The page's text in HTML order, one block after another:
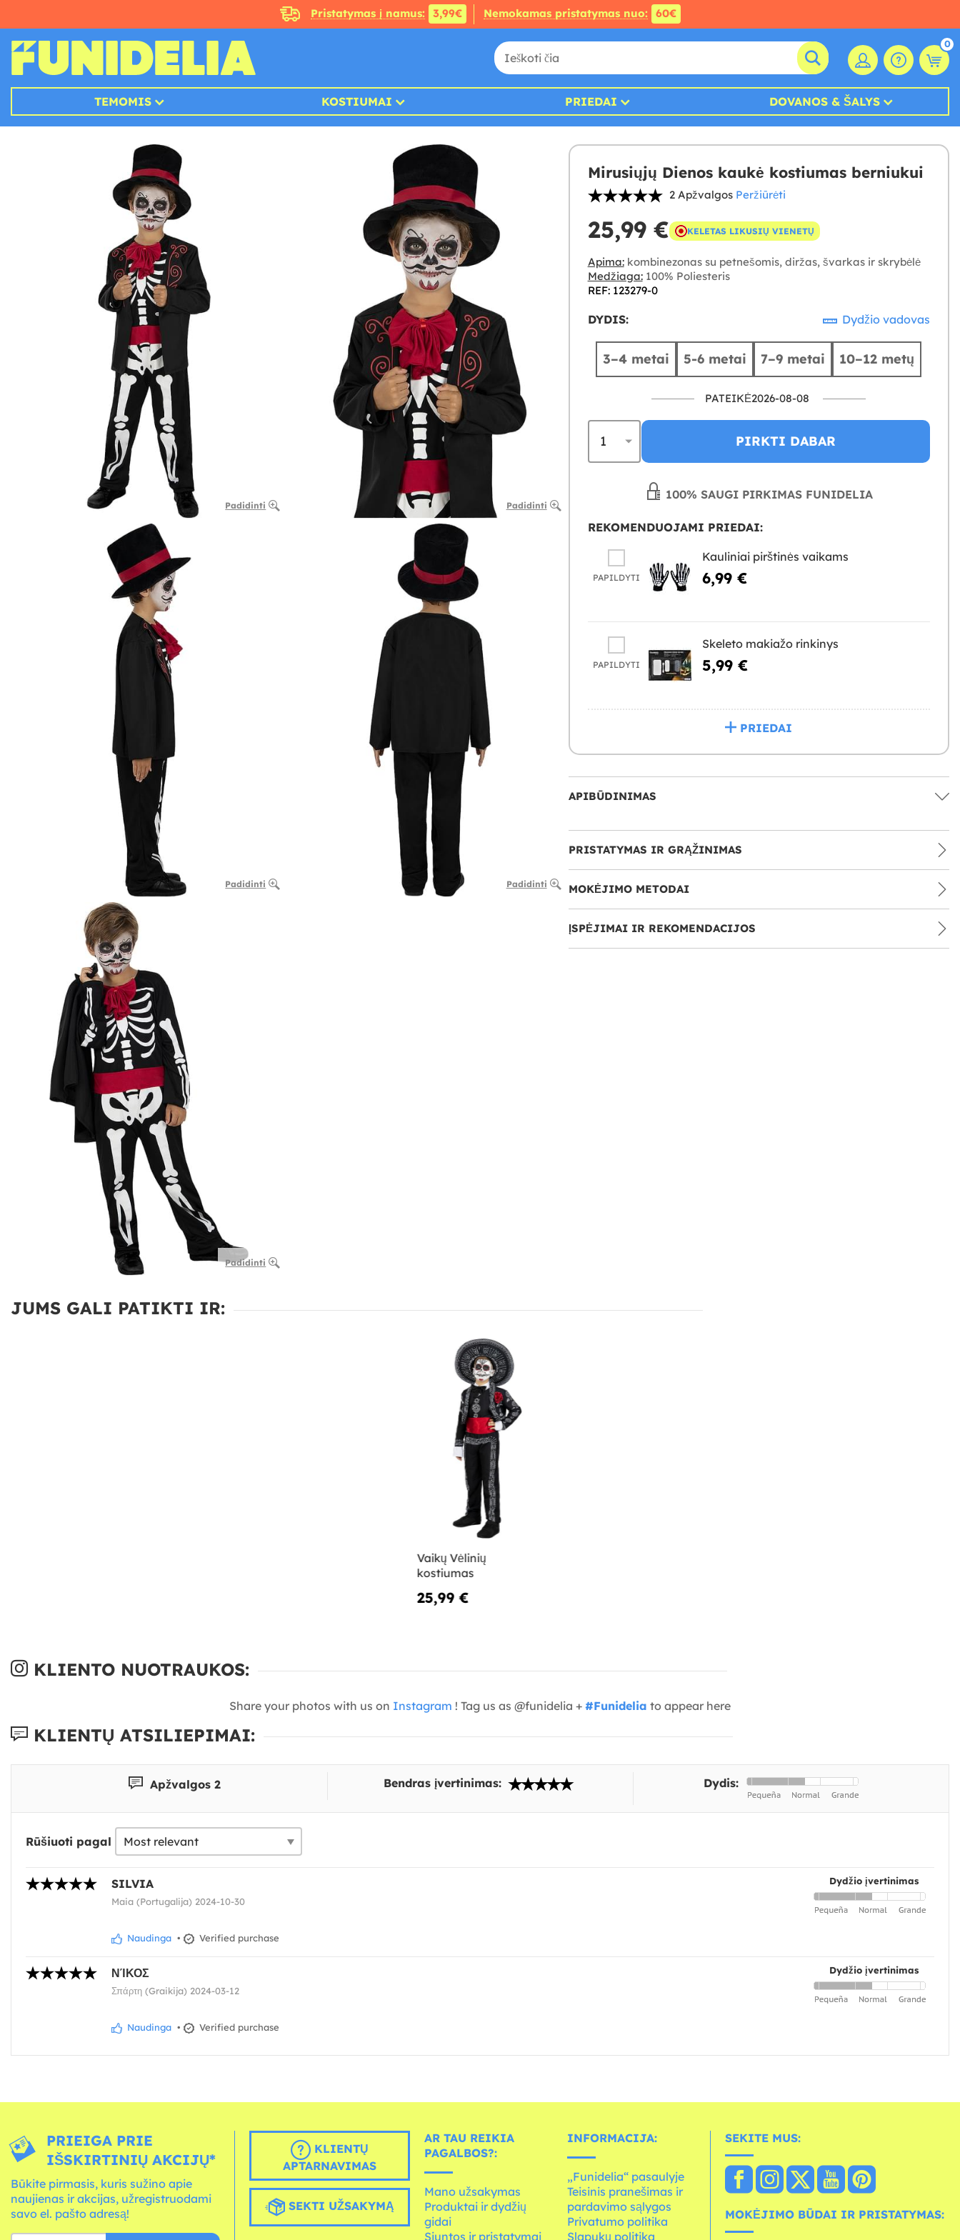
Pristatymas į namus: 3,99€ Nemokamas pristatymas nuo: 60€
0
TEMOMIS KOSTIUMAI PRIEDAI DOVANOS & ŠALYS
Padidinti Padidinti
Padidinti Padidinti
Padidinti
Mirusiųjų Dienos kaukė kostiumas berniukui
2 Apžvalgos Peržiūrėti
25,99 € KELETAS LIKUSIŲ VIENETŲ
Apima:kombinezonas su petnešomis, diržas, švarkas ir skrybėlė
Medžiaga:100% Poliesteris
REF: 123279-0
DYDIS: Dydžio vadovas
3–4 metai 5-6 metai 7–9 metai 10–12 metų
PATEIKĖ2026-08-08
PIRKTI DABAR
100% SAUGI PIRKIMAS FUNIDELIA
REKOMENDUOJAMI PRIEDAI:
PAPILDYTI
Kauliniai pirštinės vaikams
6,99 €
PAPILDYTI
Skeleto makiažo rinkinys
5,99 €
PRIEDAI
APIBŪDINIMAS
PRISTATYMAS IR GRĄŽINIMAS
MOKĖJIMO METODAI
ĮSPĖJIMAI IR REKOMENDACIJOS
JUMS GALI PATIKTI IR:
Vaikų Vėlinių
kostiumas
25,99 €
KLIENTO NUOTRAUKOS:
Share your photos with us on Instagram ! Tag us as @funidelia + #Funidelia to appear here
KLIENTŲ ATSILIEPIMAI:
Apžvalgos 2 Bendras įvertinimas: Dydis:
Rūšiuoti pagal
Dydžio įvertinimas
SILVIA
Maia (Portugalija) 2024-10-30
Naudinga • Verified purchase
Dydžio įvertinimas
ΝΊΚΟΣ
Σπάρτη (Graikija) 2024-03-12
Naudinga • Verified purchase
PRIEIGA PRIE
IŠSKIRTINIŲ AKCIJŲ*
Būkite pirmasis, kuris sužino apie
naujienas ir akcijas, užregistruodami
savo el. pašto adresą!
KLIENTŲ
APTARNAVIMAS
SEKTI UŽSAKYMĄ
AR TAU REIKIA
PAGALBOS?:
Mano užsakymas
Produktai ir dydžių
gidai
Siuntos ir pristatymai
INFORMACIJA:
„Funidelia“ pasaulyje
Teisinis pranešimas ir
pardavimo sąlygos
Privatumo politika
Slapukų politika
SEKITE MUS:
MOKĖJIMO BŪDAI IR PRISTATYMAS: